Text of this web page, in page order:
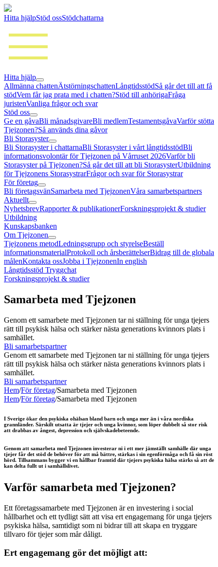
Hitta hjälpStöd ossStödchattarna
Hitta hjälp
Allmänna chattenÄtstörningschattenLångtidsstödSå går det till att få
stödVem får jag prata med i chatten?Stöd till anhörigaFråga
juristenVanliga frågor och svar
Stöd oss
Ge en gåvaBli månadsgivareBli medlemTestamentsgåvaVarför stötta
Tjejzonen?Så används dina gåvor
Bli Storasyster
Bli Storasyster i chattarnaBli Storasyster i vårt långtidsstödBli
informationsvolontär för Tjejzonen på Vårruset 2026Varför bli
Storasyster på Tjejzonen?Så går det till att bli StorasysterUtbildning
för Tjejzonens StorasystrarFrågor och svar för Storasystrar
För företag
Bli företagsvänSamarbeta med TjejzonenVåra samarbetspartners
Aktuellt
NyhetsbrevRapporter & publikationerForskningsprojekt & studier
Utbildning
Kunskapsbanken
Om Tjejzonen
Tjejzonens metodLedningsgrupp och styrelseBeställ
informationsmaterialProtokoll och årsberättelserBidrag till de globala
målenKontakta ossJobba i TjejzonenIn english
Långtidsstöd Tryggchat
Forskningsprojekt & studier
Samarbeta med Tjejzonen
Genom ett samarbete med Tjejzonen tar ni ställning för unga tjejers
rätt till psykisk hälsa och stärker nästa generations kvinnors plats i
samhället.
Bli samarbetspartner
Genom ett samarbete med Tjejzonen tar ni ställning för unga tjejers
rätt till psykisk hälsa och stärker nästa generations kvinnors plats i
samhället.
Bli samarbetspartner
Hem/För företag/Samarbeta med Tjejzonen
Hem/För företag/Samarbeta med Tjejzonen
I Sverige ökar den psykiska ohälsan bland barn och unga mer än i våra nordiska
grannländer. Särskilt utsatta är tjejer och unga kvinnor, som löper dubbelt så stor risk
att drabbas av ångest, depression och självskadebeteende.
Genom att samarbeta med Tjejzonen investerar ni i ett mer jämställt samhälle där unga
tjejer får det stöd de behöver för att må bättre, stärkas i sin egenförmåga och få sin röst
hörd. Tillsammans bygger vi en hållbar framtid där tjejers psykiska hälsa stärks så att de
kan delta fullt ut i samhällslivet.
Varför samarbeta med Tjejzonen?
Ett företagssamarbete med Tjejzonen är en investering i social
hållbarhet och ett tydligt sätt att visa ert engagemang för unga tjejers
psykiska hälsa, samtidigt som ni bidrar till att skapa en tryggare
tillvaro för tjejer som mår dåligt.
Ert engagemang gör det möjligt att: